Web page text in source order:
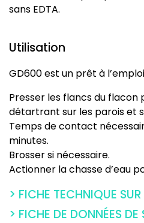
sans EDTA.
Utilisation
GD600 est un prêt à
Presser les flancs du flacon
détartrant sur les parois et
Temps de contact
minutes.
Brosser si nécessaire.
Actionner la chasse d’eau
> FICHE TECHNIQUE
> FICHE DE DONNÉES DE